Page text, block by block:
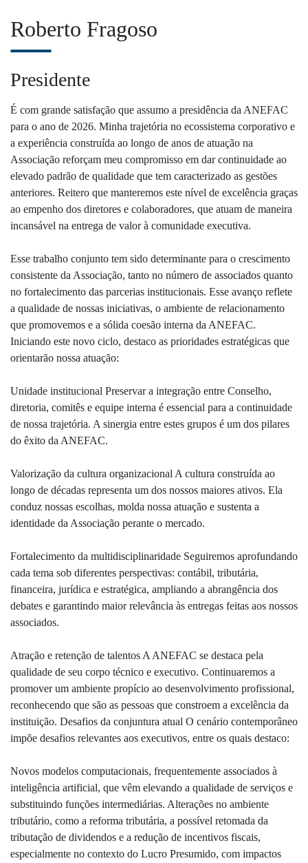
Roberto Fragoso
Presidente
É com grande satisfação que assumo a presidência da ANEFAC
para o ano de 2026. Minha trajetória no ecossistema corporativo e
a experiência construída ao longo de anos de atuação na
Associação reforçam meu compromisso em dar continuidade ao
elevado padrão de qualidade que tem caracterizado as gestões
anteriores. Reitero que manteremos este nível de excelência graças
ao empenho dos diretores e colaboradores, que atuam de maneira
incansável na entrega de valor à comunidade executiva.
Esse trabalho conjunto tem sido determinante para o crescimento
consistente da Associação, tanto no número de associados quanto
no fortalecimento das parcerias institucionais. Esse avanço reflete
a qualidade de nossas iniciativas, o ambiente de relacionamento
que promovemos e a sólida coesão interna da ANEFAC.
Iniciando este novo ciclo, destaco as prioridades estratégicas que
orientarão nossa atuação:
Unidade institucional Preservar a integração entre Conselho,
diretoria, comitês e equipe interna é essencial para a continuidade
de nossa trajetória. A sinergia entre estes grupos é um dos pilares
do êxito da ANEFAC.
Valorização da cultura organizacional A cultura construída ao
longo de décadas representa um dos nossos maiores ativos. Ela
conduz nossas escolhas, molda nossa atuação e sustenta a
identidade da Associação perante o mercado.
Fortalecimento da multidisciplinaridade Seguiremos aprofundando
cada tema sob diferentes perspectivas: contábil, tributária,
financeira, jurídica e estratégica, ampliando a abrangência dos
debates e garantindo maior relevância às entregas feitas aos nossos
associados.
Atração e retenção de talentos A ANEFAC se destaca pela
qualidade de seu corpo técnico e executivo. Continuaremos a
promover um ambiente propício ao desenvolvimento profissional,
reconhecendo que são as pessoas que constroem a excelência da
instituição. Desafios da conjuntura atual O cenário contemporâneo
impõe desafios relevantes aos executivos, entre os quais destaco:
Novos modelos computacionais, frequentemente associados à
inteligência artificial, que vêm elevando a qualidade de serviços e
substituindo funções intermediárias. Alterações no ambiente
tributário, como a reforma tributária, a possível retomada da
tributação de dividendos e a redução de incentivos fiscais,
especialmente no contexto do Lucro Presumido, com impactos